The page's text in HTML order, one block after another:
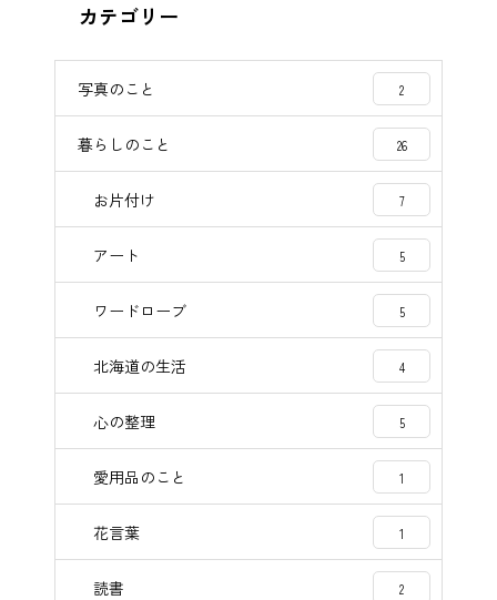
カテゴリー
写真のこと 2
暮らしのこと 26
お片付け 7
アート 5
ワードローブ 5
北海道の生活 4
心の整理 5
愛用品のこと 1
花言葉 1
読書 2